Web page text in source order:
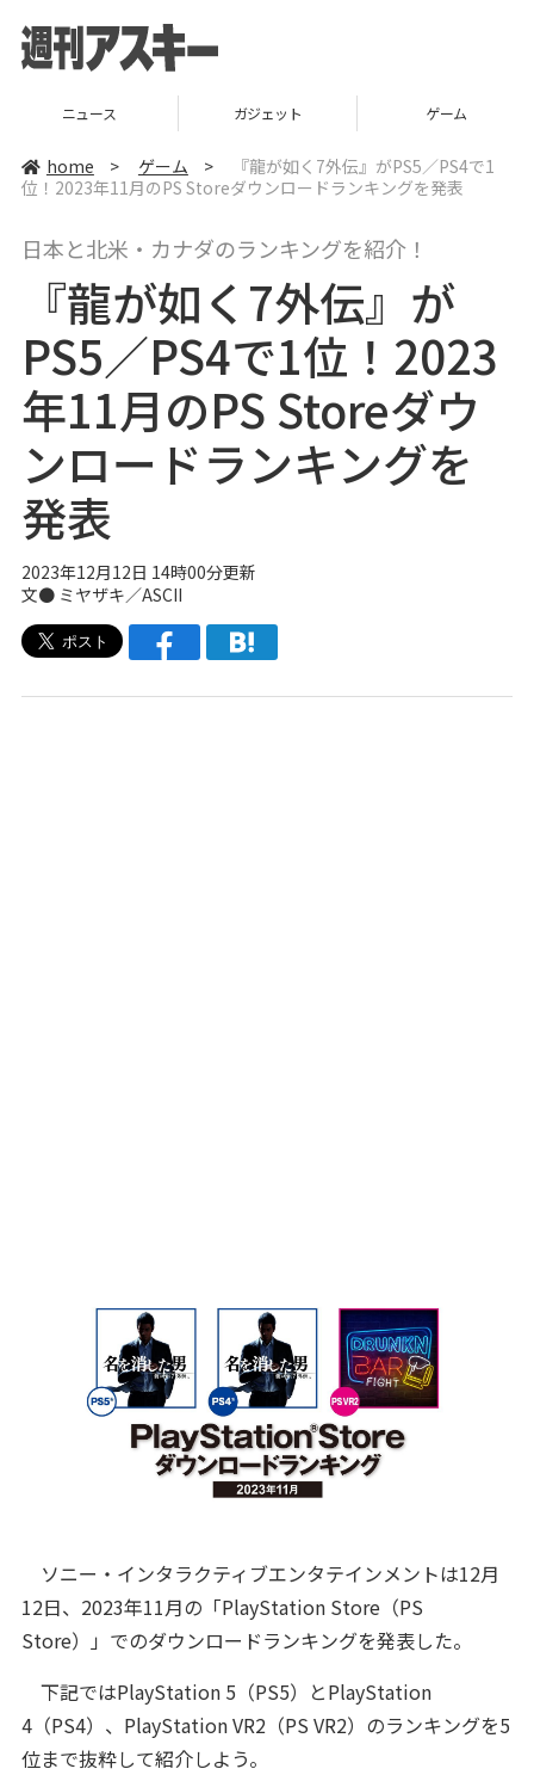
ニュース ガジェット ゲーム
home > ゲーム >
『龍が如く7外伝』がPS5／PS4で1
位！2023年11月のPS Storeダウンロードランキングを発表
日本と北米・カナダのランキングを紹介！
『龍が如く7外伝』が
PS5／PS4で1位！2023
年11月のPS Storeダウ
ンロードランキングを
発表
2023年12月12日 14時00分更新
文● ミヤザキ／ASCII
ソニー・インタラクティブエンタテインメントは12月
12日、2023年11月の「PlayStation Store（PS
Store）」でのダウンロードランキングを発表した。
下記ではPlayStation 5（PS5）とPlayStation
4（PS4）、PlayStation VR2（PS VR2）のランキングを5
位まで抜粋して紹介しよう。